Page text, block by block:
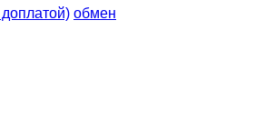
обмен